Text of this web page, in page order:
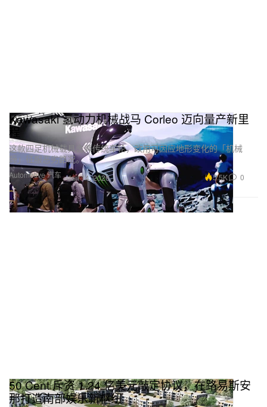
Automotive 汽车
Kawasaki 氢动力机械战马 Corleo 迈向量产新里
程
这款四足机械载具舍弃传统车轮，改用可因应地形变化的「机械
蹄」征服恶劣路况。
Jan 14, 2026 5.5K 0
50 Cent 斥资 1.24 亿美元敲定协议，在路易斯安
那打造南部娱乐新枢纽